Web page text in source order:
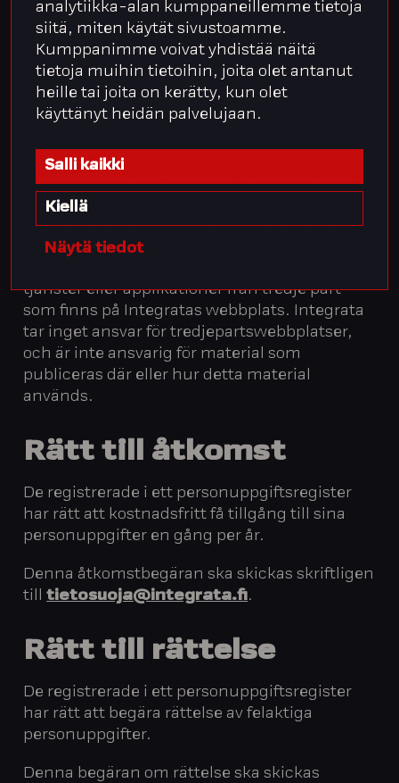
analytiikka-alan kumppaneillemme tietoja
siitä, miten käytät sivustoamme.
Kumppanimme voivat yhdistää näitä
tietoja muihin tietoihin, joita olet antanut
heille tai joita on kerätty, kun olet
käyttänyt heidän palvelujaan.
Salli kaikki
Kiellä
Näytä tiedot
Facebooks community-plugins).
Användningen av sociala medie-plugins kan
ge dessa sociala medietjänstleverantörer
personligt identifierbar information.
När du öppnar en plugin kan du tillåta
din dator, vilket gör det möjligt för
administratörerna av dessa webbplatser att
övervaka hur du använder deras sociala
mediewebbplats om du är inloggad på den
tjänsten. Tredje partens integritetspolicyer,
tjänster eller applikationer från tredje part
som finns på Integratas webbplats. Integrata
tar inget ansvar för tredjepartswebbplatser,
och är inte ansvarig för material som
publiceras där eller hur detta material
används.
Rätt till åtkomst
De registrerade i ett personuppgiftsregister
har rätt att kostnadsfritt få tillgång till sina
personuppgifter en gång per år.
Denna åtkomstbegäran ska skickas skriftligen
tilltietosuoja@integrata.fi.
Rätt till rättelse
De registrerade i ett personuppgiftsregister
har rätt att begära rättelse av felaktiga
personuppgifter.
Denna begäran om rättelse ska skickas